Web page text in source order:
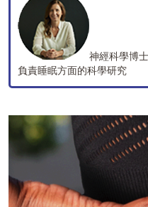
神經科學博
負責睡眠方面的科學研究